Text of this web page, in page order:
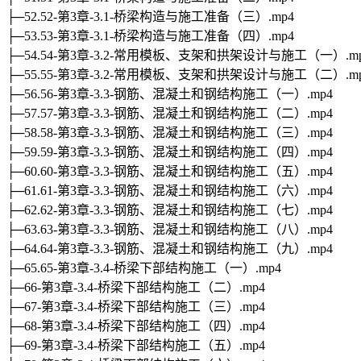
├─52.52-第3章-3.1-桥梁构造与施工准备（三）.mp4
├─53.53-第3章-3.1-桥梁构造与施工准备（四）.mp4
├─54.54-第3章-3.2-常用模板、支架和拱架设计与施工（一）
├─55.55-第3章-3.2-常用模板、支架和拱架设计与施工（二）
├─56.56-第3章-3.3-钢筋、混凝土和钢结构施工（一）.mp4
├─57.57-第3章-3.3-钢筋、混凝土和钢结构施工（二）.mp4
├─58.58-第3章-3.3-钢筋、混凝土和钢结构施工（三）.mp4
├─59.59-第3章-3.3-钢筋、混凝土和钢结构施工（四）.mp4
├─60.60-第3章-3.3-钢筋、混凝土和钢结构施工（五）.mp4
├─61.61-第3章-3.3-钢筋、混凝土和钢结构施工（六）.mp4
├─62.62-第3章-3.3-钢筋、混凝土和钢结构施工（七）.mp4
├─63.63-第3章-3.3-钢筋、混凝土和钢结构施工（八）.mp4
├─64.64-第3章-3.3-钢筋、混凝土和钢结构施工（九）.mp4
├─65.65-第3章-3.4-桥梁下部结构施工（一）.mp4
├─66-第3章-3.4-桥梁下部结构施工（二）.mp4
├─67-第3章-3.4-桥梁下部结构施工（三）.mp4
├─68-第3章-3.4-桥梁下部结构施工（四）.mp4
├─69-第3章-3.4-桥梁下部结构施工（五）.mp4